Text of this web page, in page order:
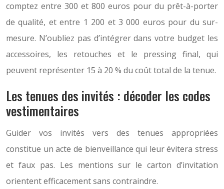
comptez entre 300 et 800 euros pour du prêt-à-porter
de qualité, et entre 1 200 et 3 000 euros pour du sur-
mesure. N’oubliez pas d’intégrer dans votre budget les
accessoires, les retouches et le pressing final, qui
peuvent représenter 15 à 20 % du coût total de la tenue.
Les tenues des invités : décoder les codes
vestimentaires
Guider vos invités vers des tenues appropriées
constitue un acte de bienveillance qui leur évitera stress
et faux pas. Les mentions sur le carton d’invitation
orientent efficacement sans contraindre.